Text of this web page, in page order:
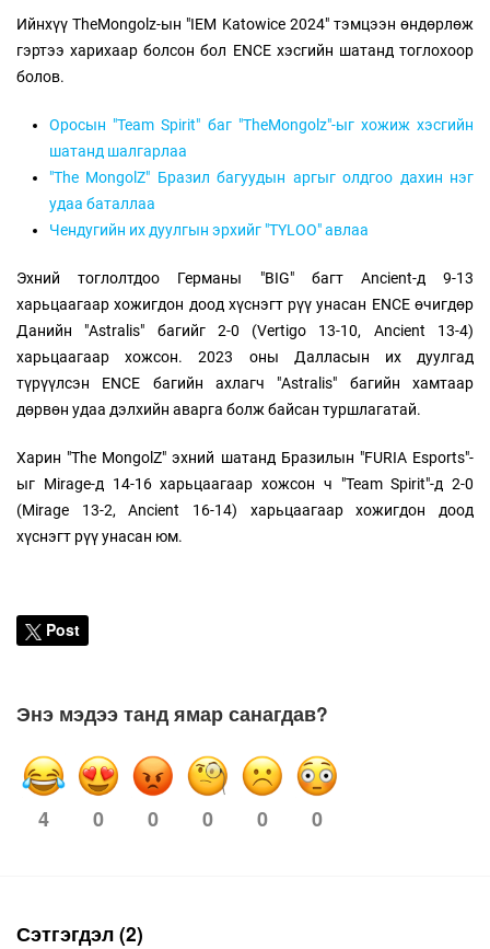
Ийнхүү TheMongolz-ын "IEM Katowice 2024" тэмцээн өндөрлөж
гэртээ харихаар болсон бол ENCE хэсгийн шатанд тоглохоор
болов.
Оросын "Team Spirit" баг "TheMongolz"-ыг хожиж хэсгийн
шатанд шалгарлаа
"The MongolZ" Бразил багуудын аргыг олдгоо дахин нэг
удаа баталлаа
Чендугийн их дуулгын эрхийг "TYLOO" авлаа
Эхний тоглолтдоо Германы "BIG" багт Ancient-д 9-13
харьцаагаар хожигдон доод хүснэгт рүү унасан ENCE өчигдөр
Данийн "Astralis" багийг 2-0 (Vertigo 13-10, Ancient 13-4)
харьцаагаар хожсон. 2023 оны Далласын их дуулгад
түрүүлсэн ENCE багийн ахлагч "Astralis" багийн хамтаар
дөрвөн удаа дэлхийн аварга болж байсан туршлагатай.
Харин "The MongolZ" эхний шатанд Бразилын "FURIA Esports"-
ыг Mirage-д 14-16 харьцаагаар хожсон ч "Team Spirit"-д 2-0
(Mirage 13-2, Ancient 16-14) харьцаагаар хожигдон доод
хүснэгт рүү унасан юм.
Post
Энэ мэдээ танд ямар санагдав?
4 0 0 0 0 0
Сэтгэгдэл (2)